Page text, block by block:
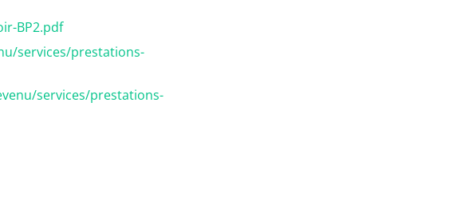
BP2.pdf
services/prestations-
services/prestations-